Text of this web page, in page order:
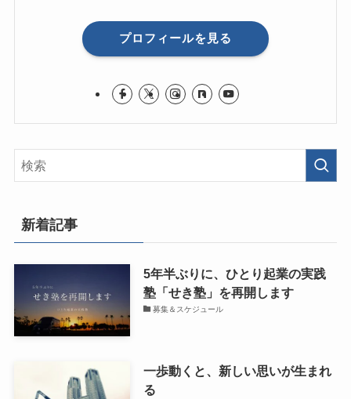
プロフィールを見る
新着記事
5年半ぶりに、ひとり起業の実践
塾「せき塾」を再開します
募集＆スケジュール
一歩動くと、新しい思いが生まれ
る